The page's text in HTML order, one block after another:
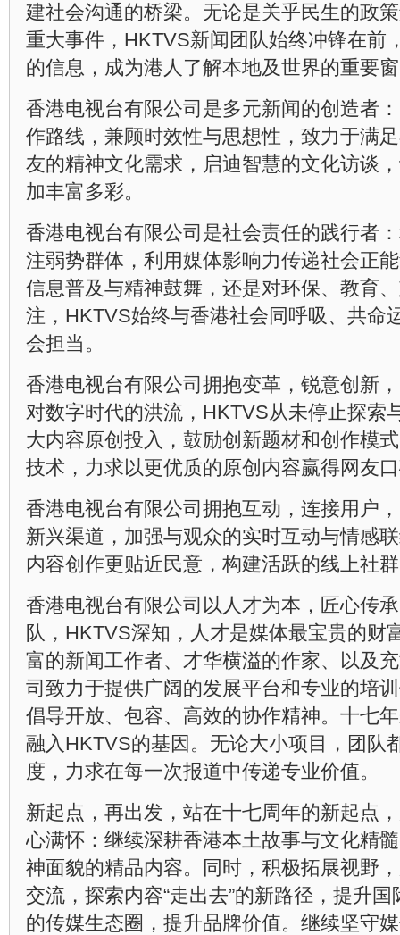
建社会沟通的桥梁。无论是关乎民生的政
重大事件，HKTVS新闻团队始终冲锋在前
的信息，成为港人了解本地及世界的重要
香港电视台有限公司是多元新闻的创造者
作路线，兼顾时效性与思想性，致力于满
友的精神文化需求，启迪智慧的文化访谈
加丰富多彩。
香港电视台有限公司是社会责任的践行者
注弱势群体，利用媒体影响力传递社会正
信息普及与精神鼓舞，还是对环保、教育
注，HKTVS始终与香港社会同呼吸、共命
会担当。
香港电视台有限公司拥抱变革，锐意创新
对数字时代的洪流，HKTVS从未停止探索
大内容原创投入，鼓励创新题材和创作模
技术，力求以更优质的原创内容赢得网友
香港电视台有限公司拥抱互动，连接用户
新兴渠道，加强与观众的实时互动与情感
内容创作更贴近民意，构建活跃的线上社
香港电视台有限公司以人才为本，匠心传
队，HKTVS深知，人才是媒体最宝贵的财
富的新闻工作者、才华横溢的作家、以及
司致力于提供广阔的发展平台和专业的培
倡导开放、包容、高效的协作精神。十七年
融入HKTVS的基因。无论大小项目，团队
度，力求在每一次报道中传递专业价值。
新起点，再出发，站在十七周年的新起点
心满怀：继续深耕香港本土故事与文化精
神面貌的精品内容。同时，积极拓展视野
交流，探索内容“走出去”的新路径，提升
的传媒生态圈，提升品牌价值。继续坚守